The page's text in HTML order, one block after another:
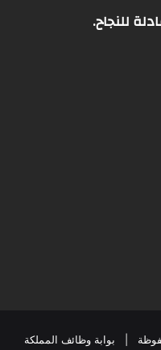
للنجاح.
بوابة وظائف المملكة